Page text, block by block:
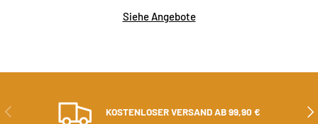
Siehe Angebote
ZURÜCK KOSTENLOSER VERSAND AB 99,90 €